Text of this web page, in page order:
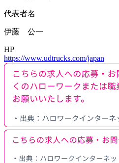
代表者名
伊藤 公一
HP
https://www.udtrucks.com/japan